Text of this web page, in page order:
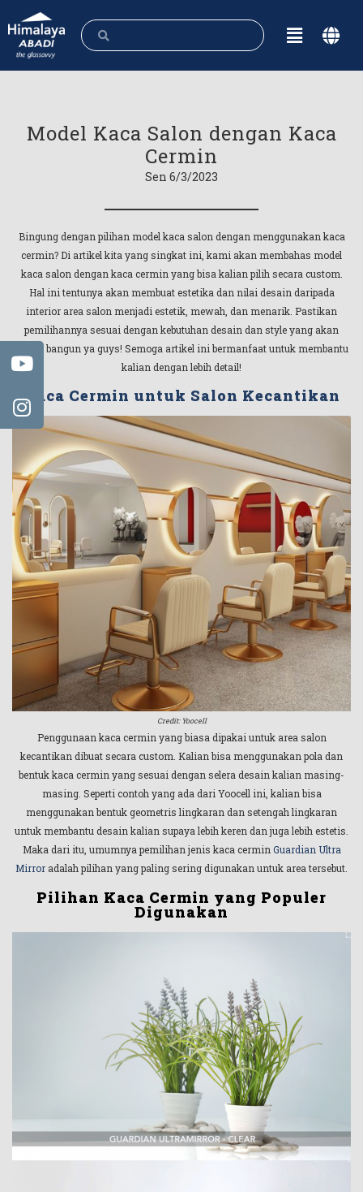
Model Kaca Salon dengan Kaca
Cermin
Sen 6/3/2023
Bingung dengan pilihan model kaca salon dengan menggunakan kaca
cermin? Di artikel kita yang singkat ini, kami akan membahas model
kaca salon dengan kaca cermin yang bisa kalian pilih secara custom.
Hal ini tentunya akan membuat estetika dan nilai desain daripada
interior area salon menjadi estetik, mewah, dan menarik. Pastikan
pemilihannya sesuai dengan kebutuhan desain dan style yang akan
kalian bangun ya guys! Semoga artikel ini bermanfaat untuk membantu
kalian dengan lebih detail!
Kaca Cermin untuk Salon Kecantikan
Credit: Yoocell
Penggunaan kaca cermin yang biasa dipakai untuk area salon
kecantikan dibuat secara custom. Kalian bisa menggunakan pola dan
bentuk kaca cermin yang sesuai dengan selera desain kalian masing-
masing. Seperti contoh yang ada dari Yoocell ini, kalian bisa
menggunakan bentuk geometris lingkaran dan setengah lingkaran
untuk membantu desain kalian supaya lebih keren dan juga lebih estetis.
Maka dari itu, umumnya pemilihan jenis kaca cerminGuardian Ultra
Mirror adalah pilihan yang paling sering digunakan untuk area tersebut.
Pilihan Kaca Cermin yang Populer
Digunakan